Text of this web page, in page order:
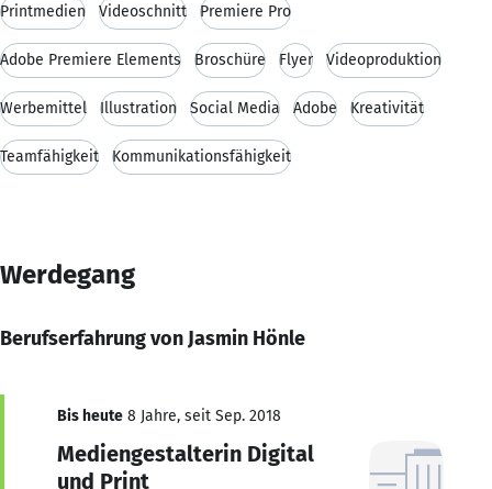
Printmedien Videoschnitt Premiere Pro
Adobe Premiere Elements Broschüre Flyer Videoproduktion
Werbemittel Illustration Social Media Adobe Kreativität
Teamfähigkeit Kommunikationsfähigkeit
Werdegang
Berufserfahrung von Jasmin Hönle
Bis heute 8 Jahre, seit Sep. 2018
Mediengestalterin Digital
und Print